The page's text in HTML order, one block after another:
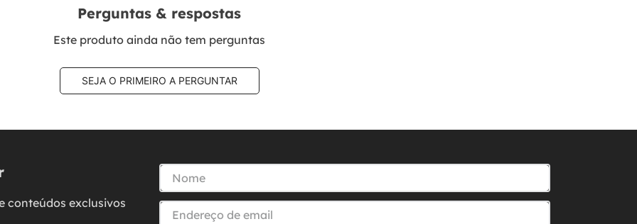
Perguntas & respostas
Este produto ainda não tem perguntas
SEJA O PRIMEIRO A PERGUNTAR
conteúdos exclusivos